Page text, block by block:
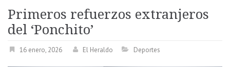
Primeros refuerzos extranjeros
del ‘Ponchito’
16 enero, 2026 El Heraldo Deportes